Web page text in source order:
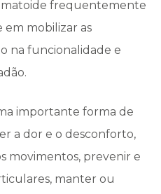
frequentemente
mobilizar as
na funcionalidade e
importante forma de
a dor e o desconforto,
movimentos, prevenir e
manter ou